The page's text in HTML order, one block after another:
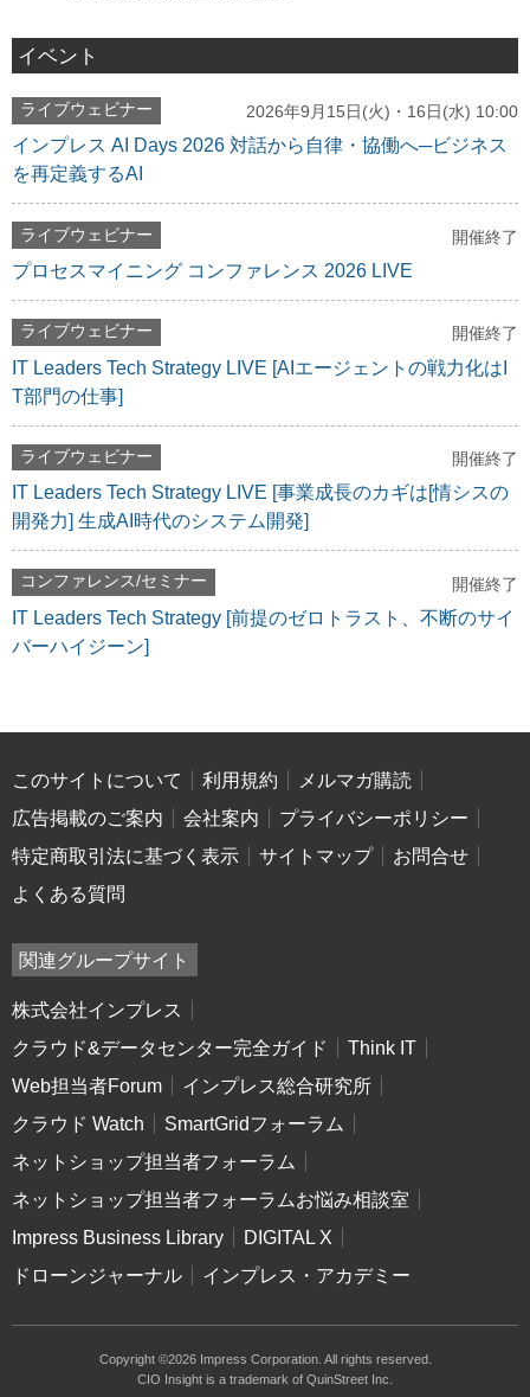
イベント
ライブウェビナー 2026年9月15日(火)・16日(水) 10:00
インプレス AI Days 2026 対話から自律・協働へ─ビジネス
を再定義するAI
ライブウェビナー 開催終了
プロセスマイニング コンファレンス 2026 LIVE
ライブウェビナー 開催終了
IT Leaders Tech Strategy LIVE [AIエージェントの戦力化はI
T部門の仕事]
ライブウェビナー 開催終了
IT Leaders Tech Strategy LIVE [事業成長のカギは[情シスの
開発力] 生成AI時代のシステム開発]
コンファレンス/セミナー 開催終了
IT Leaders Tech Strategy [前提のゼロトラスト、不断のサイ
バーハイジーン]
このサイトについて 利用規約
メルマガ購読
広告掲載のご案内
会社案内
プライバシーポリシー
特定商取引法に基づく表示
サイトマップ
お問合せ
よくある質問
関連グループサイト
株式会社インプレス
クラウド&データセンター完全ガイド
Think IT
Web担当者Forum
インプレス総合研究所
クラウド Watch
SmartGridフォーラム
ネットショップ担当者フォーラム
ネットショップ担当者フォーラムお悩み相談室
Impress Business Library
DIGITAL X
ドローンジャーナル
インプレス・アカデミー
Copyright ©2026 Impress Corporation. All rights reserved.
CIO Insight is a trademark of QuinStreet Inc.